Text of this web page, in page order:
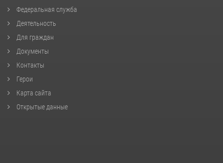
Федеральная служба
Деятельность
Для граждан
Документы
Контакты
Герои
Карта сайта
Открытые данные